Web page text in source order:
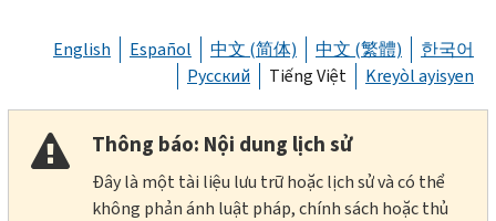
English Español 中文 (简体) 中文 (繁體)
한국어
Русский
Tiếng Việt Kreyòl ayisyen
Thông báo: Nội dung lịch sử
Đây là một tài liệu lưu trữ hoặc lịch sử và có thể
không phản ánh luật pháp, chính sách hoặc thủ